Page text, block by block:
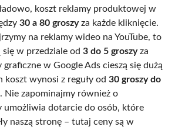
koszt reklamy produktowej w
30 a 80 groszyza każde kliknięcie.
na reklamy wideo na YouTube, to
w przedziale od 3 do 5 groszyza
graficzne w Google Ads cieszą się dużą
koszt wynosi z reguły od 30 groszy do
Nie zapominajmy również o
umożliwia dotarcie do osób, które
naszą stronę – tutaj ceny są w